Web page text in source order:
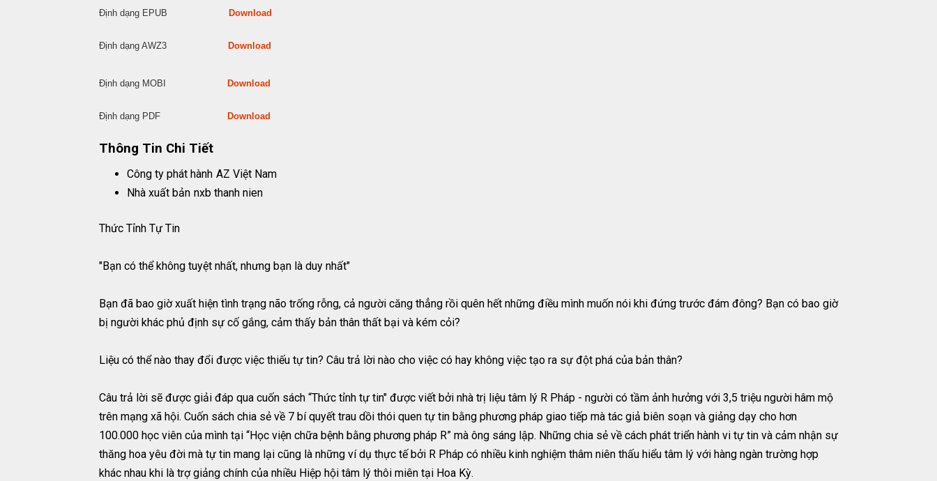
Định dạng EPUB Download
Định dạng AWZ3 Download
Định dạng MOBI Download
Định dạng PDF Download
Thông Tin Chi Tiết
Công ty phát hành AZ Việt Nam
Nhà xuất bản nxb thanh nien
Thức Tỉnh Tự Tin
"Bạn có thể không tuyệt nhất, nhưng bạn là duy nhất"
Bạn đã bao giờ xuất hiện tình trạng não trống rỗng, cả người căng thẳng rồi quên hết những điều mình muốn nói khi đứng trước đám đông? Bạn có bao giờ
bị người khác phủ định sự cố gắng, cảm thấy bản thân thất bại và kém cỏi?
Liệu có thể nào thay đổi được việc thiếu tự tin? Câu trả lời nào cho việc có hay không việc tạo ra sự đột phá của bản thân?
Câu trả lời sẽ được giải đáp qua cuốn sách “Thức tỉnh tự tin" được viết bởi nhà trị liệu tâm lý R Pháp - người có tầm ảnh hưởng với 3,5 triệu người hâm mộ
trên mạng xã hội. Cuốn sách chia sẻ về 7 bí quyết trau dồi thói quen tự tin bằng phương pháp giao tiếp mà tác giả biên soạn và giảng dạy cho hơn
100.000 học viên của mình tại “Học viện chữa bệnh bằng phương pháp R” mà ông sáng lập. Những chia sẻ về cách phát triển hành vi tự tin và cảm nhận sự
thăng hoa yêu đời mà tự tin mang lại cũng là những ví dụ thực tế bởi R Pháp có nhiều kinh nghiệm thâm niên thấu hiểu tâm lý với hàng ngàn trường hợp
khác nhau khi là trợ giảng chính của nhiều Hiệp hội tâm lý thôi miên tại Hoa Kỳ.